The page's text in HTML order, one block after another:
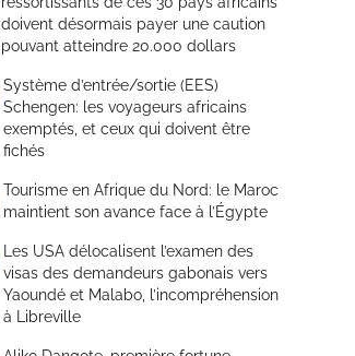
doivent désormais payer une caution
pouvant atteindre 20.000 dollars
Système d’entrée/sortie (EES)
Schengen: les voyageurs africains
exemptés, et ceux qui doivent être
fichés
Tourisme en Afrique du Nord: le Maroc
maintient son avance face à l’Égypte
Les USA délocalisent l’examen des
visas des demandeurs gabonais vers
Yaoundé et Malabo, l’incompréhension
à Libreville